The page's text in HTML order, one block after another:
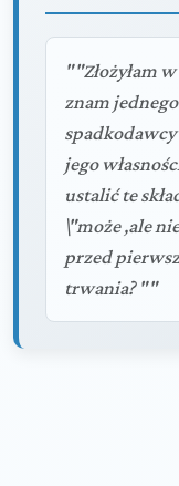
""Złożyłam
znam
spadkodawcy
jego
ustalić te
\"może ,ale
przed
trwania? ""